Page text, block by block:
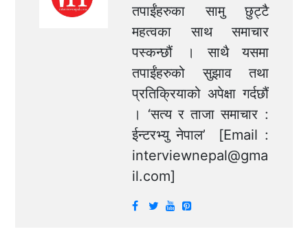
तपाईंहरुका सामु छुट्टै
महत्वका साथ समाचार
पस्कन्छौं । साथै यसमा
तपाईंहरुको सुझाव तथा
प्रतिक्रियाको अपेक्षा गर्दछौं
। ‘सत्य र ताजा समाचार :
ईन्टरभ्यु नेपाल’ [Email :
interviewnepal@gma
il.com]